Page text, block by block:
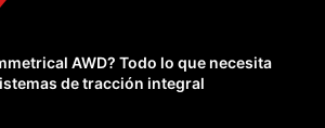
AWD? Todo lo que necesita
de tracción integral